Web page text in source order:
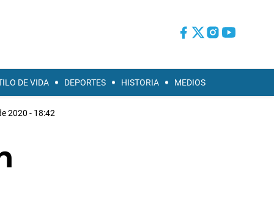
DE VIDA DEPORTES HISTORIA MEDIOS
2020 - 18:42